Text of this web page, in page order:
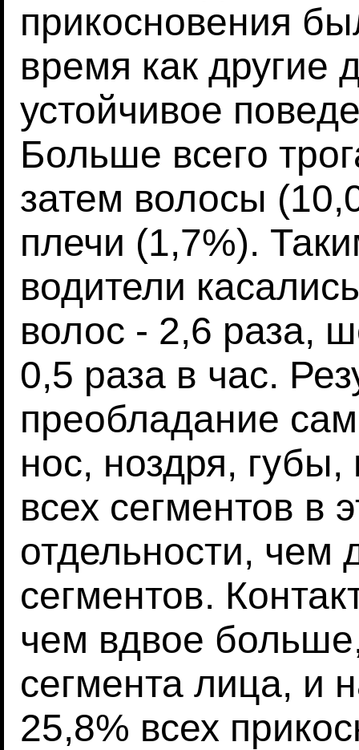
прикосновения
время как другие
устойчивое
Больше всего
затем волосы
плечи (1,7%).
водители
волос - 2,6 раза,
0,5 раза в час.
преобладание
нос, ноздря,
всех сегментов в
отдельности, чем
сегментов.
чем вдвое
сегмента лица, и
25,8% всех